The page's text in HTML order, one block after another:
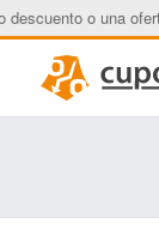
descuento o una